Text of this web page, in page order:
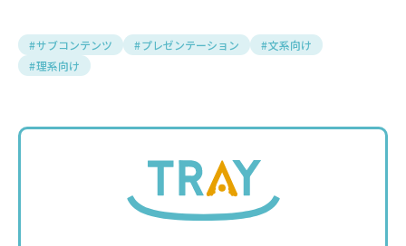
サブコンテンツ プレゼンテーション
文系向け
理系向け